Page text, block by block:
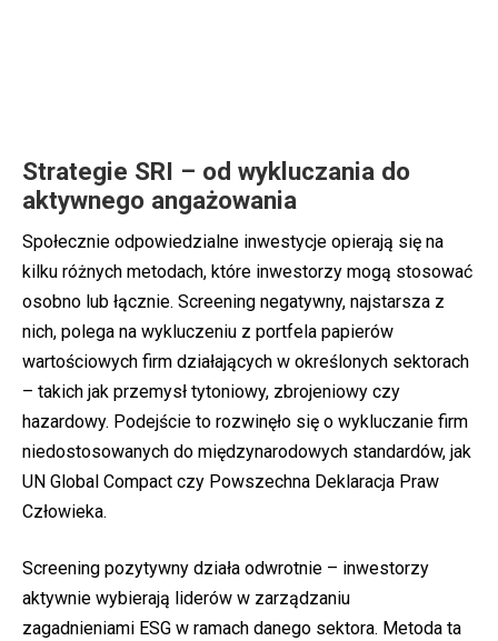
Strategie SRI – od wykluczania do
aktywnego angażowania
Społecznie odpowiedzialne inwestycje opierają się na
kilku różnych metodach, które inwestorzy mogą stosować
osobno lub łącznie. Screening negatywny, najstarsza z
nich, polega na wykluczeniu z portfela papierów
wartościowych firm działających w określonych sektorach
– takich jak przemysł tytoniowy, zbrojeniowy czy
hazardowy. Podejście to rozwinęło się o wykluczanie firm
niedostosowanych do międzynarodowych standardów, jak
UN Global Compact czy Powszechna Deklaracja Praw
Człowieka.
Screening pozytywny działa odwrotnie – inwestorzy
aktywnie wybierają liderów w zarządzaniu
zagadnieniami ESG w ramach danego sektora. Metoda ta